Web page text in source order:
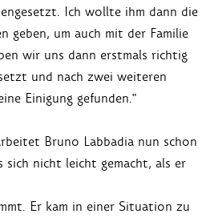
Ich wollte ihm dann die
geben, um auch mit der Familie
wir uns dann erstmals richtig
und nach zwei weiteren
Einigung gefunden."
Bruno Labbadia nun schon
sich nicht leicht gemacht, als er
Er kam in einer Situation zu